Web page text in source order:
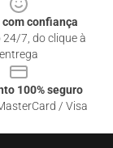
com confiança
24/7, do clique à
entrega
100% seguro
/ Visa